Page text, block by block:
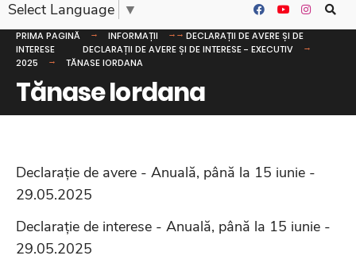
Select Language ▼
PRIMA PAGINĂ INFORMAȚII
DECLARAȚII DE AVERE ȘI DE
INTERESE
DECLARAȚII DE AVERE ȘI DE INTERESE - EXECUTIV
2025
TĂNASE IORDANA
Tănase Iordana
Declarație de avere - Anuală, până la 15 iunie -
29.05.2025
Declarație de interese - Anuală, până la 15 iunie -
29.05.2025